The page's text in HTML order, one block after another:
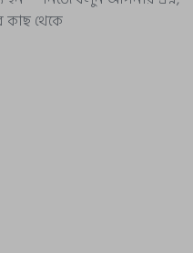
কাছ থেকে